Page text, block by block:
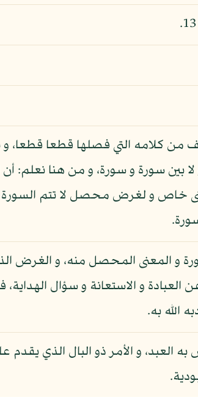
من كلامه التي فصلها قطعا
لا بين سورة و سورة، و من هنا
خاص و لغرض محصل لا تتم السورة
و المعنى المحصل منه، و الغرض
و الاستعانة و سؤال
الله به.
العبد، و الأمر ذو البال الذي يقدم